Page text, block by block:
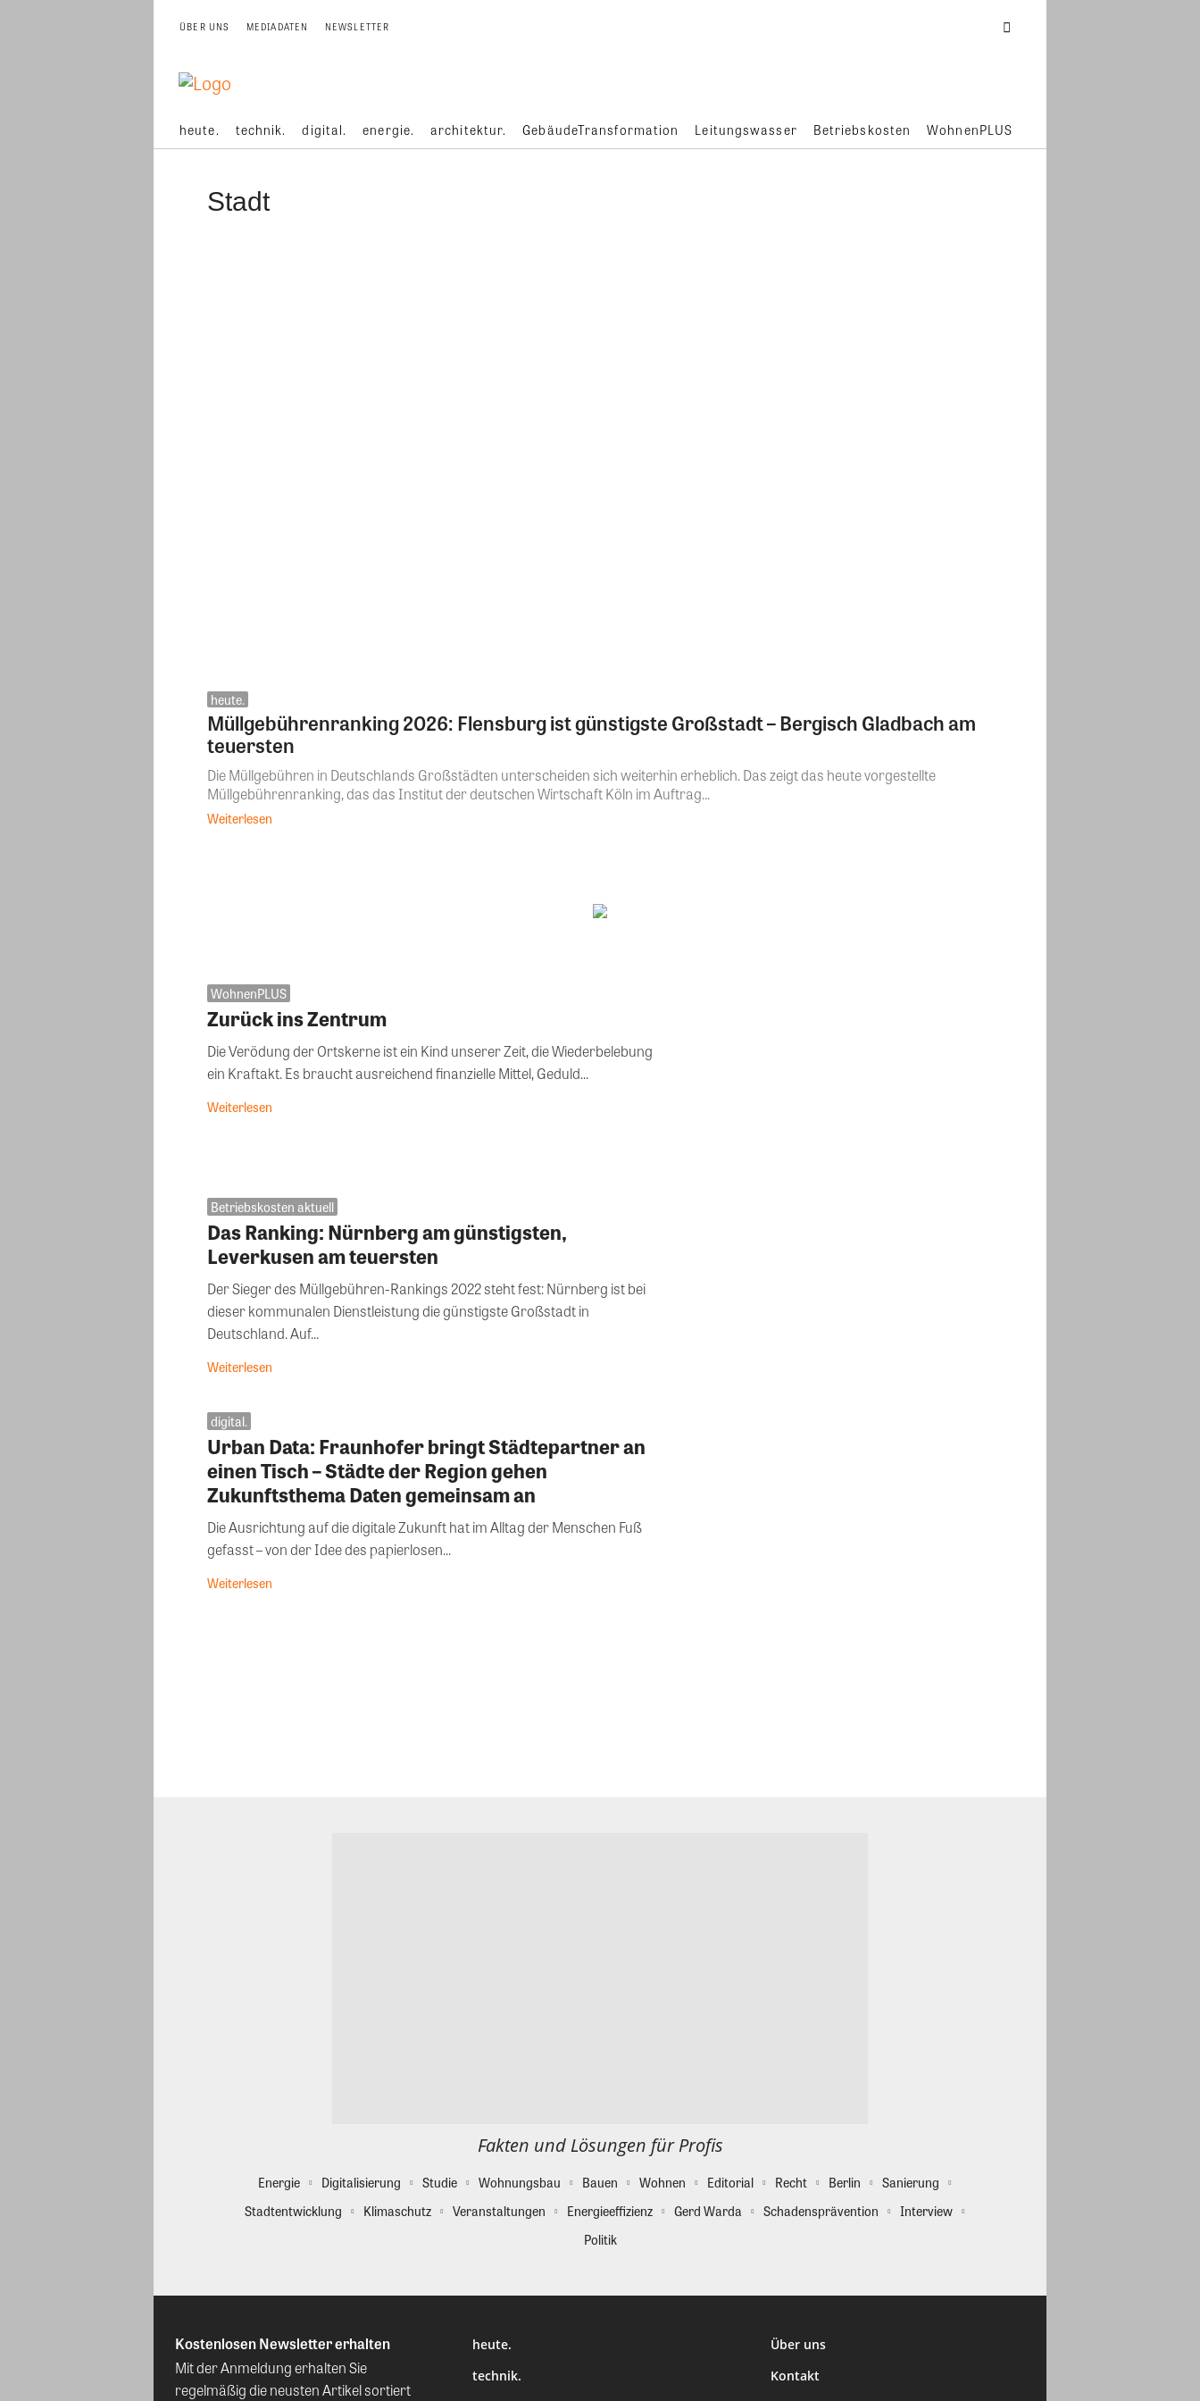
ÜBER UNS MEDIADATEN NEWSLETTER
heute. technik. digital. energie. architektur. GebäudeTransformation Leitungswasser Betriebskosten WohnenPLUS
Stadt
heute.
Müllgebührenranking 2026: Flensburg ist günstigste Großstadt – Bergisch Gladbach am
teuersten
Die Müllgebühren in Deutschlands Großstädten unterscheiden sich weiterhin erheblich. Das zeigt das heute vorgestellte
Müllgebührenranking, das das Institut der deutschen Wirtschaft Köln im Auftrag...
Weiterlesen
WohnenPLUS
Zurück ins Zentrum
Die Verödung der Ortskerne ist ein Kind unserer Zeit, die Wiederbelebung
ein Kraftakt. Es braucht ausreichend finanzielle Mittel, Geduld...
Weiterlesen
Betriebskosten aktuell
Das Ranking: Nürnberg am günstigsten,
Leverkusen am teuersten
Der Sieger des Müllgebühren-Rankings 2022 steht fest: Nürnberg ist bei
dieser kommunalen Dienstleistung die günstigste Großstadt in
Deutschland. Auf...
Weiterlesen
digital.
Urban Data: Fraunhofer bringt Städtepartner an
einen Tisch – Städte der Region gehen
Zukunftsthema Daten gemeinsam an
Die Ausrichtung auf die digitale Zukunft hat im Alltag der Menschen Fuß
gefasst – von der Idee des papierlosen...
Weiterlesen
Fakten und Lösungen für Profis
Energie Digitalisierung Studie Wohnungsbau Bauen Wohnen Editorial Recht Berlin
Sanierung
Stadtentwicklung
Klimaschutz Veranstaltungen Energieeffizienz Gerd Warda Schadensprävention
Interview
Politik
Kostenlosen Newsletter erhalten
Mit der Anmeldung erhalten Sie
regelmäßig die neusten Artikel sortiert
heute.
technik.
Über uns
Kontakt